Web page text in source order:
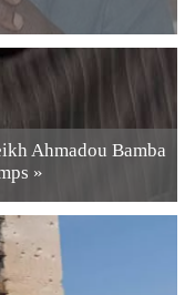
Ahmadou Bamba
»